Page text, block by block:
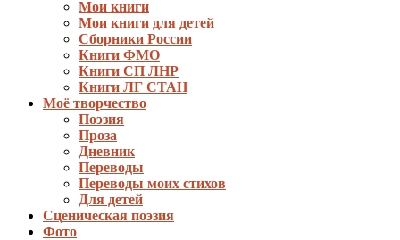
Мои книги
Мои книги для детей
Сборники России
Книги ФМО
Книги СП ЛНР
Книги ЛГ СТАН
Моё творчество
Поэзия
Проза
Дневник
Переводы
Переводы моих стихов
Для детей
Сценическая поэзия
Фото